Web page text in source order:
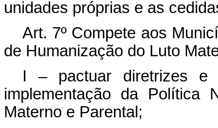
unidades próprias e as
Art. 7º Compete aos
de Humanização do Luto
I – pactuar diretrizes e
implementação da Política
Materno e Parental;